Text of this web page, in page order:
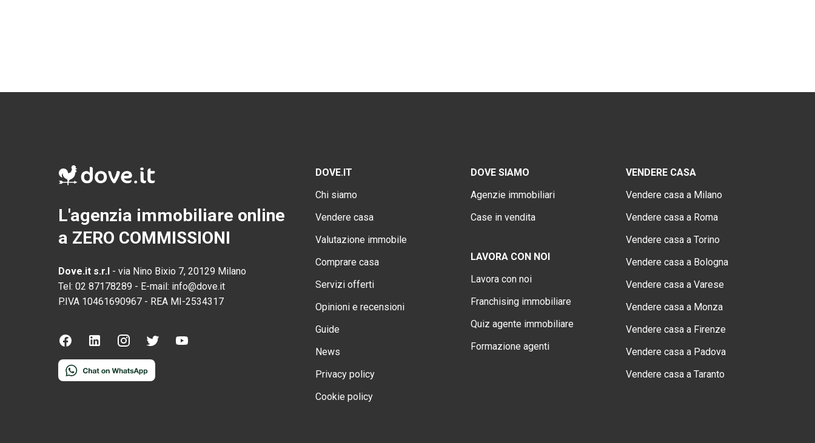
L'agenzia immobiliare online
a ZERO COMMISSIONI
Dove.it s.r.l - via Nino Bixio 7, 20129 Milano
Tel: 02 87178289 - E-mail: info@dove.it
P.IVA 10461690967 - REA MI-2534317
DOVE.IT
Chi siamo
Vendere casa
Valutazione immobile
Comprare casa
Servizi offerti
Opinioni e recensioni
Guide
News
Privacy policy
Cookie policy
DOVE SIAMO
Agenzie immobiliari
Case in vendita
LAVORA CON NOI
Lavora con noi
Franchising immobiliare
Quiz agente immobiliare
Formazione agenti
VENDERE CASA
Vendere casa a Milano
Vendere casa a Roma
Vendere casa a Torino
Vendere casa a Bologna
Vendere casa a Varese
Vendere casa a Monza
Vendere casa a Firenze
Vendere casa a Padova
Vendere casa a Taranto